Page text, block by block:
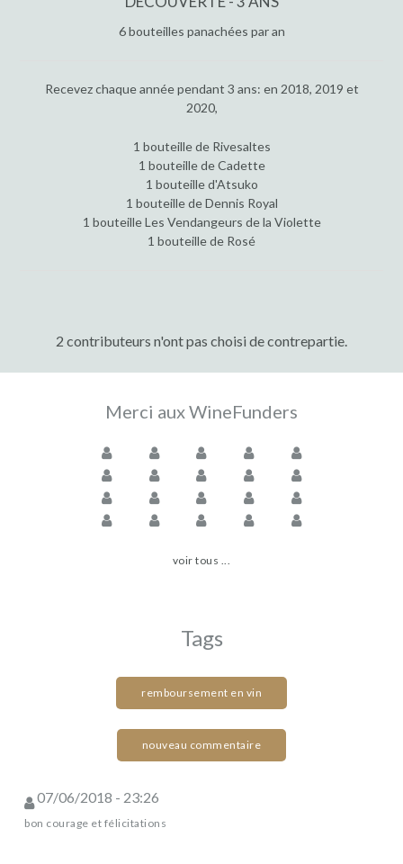
6 bouteilles panachées par an
Recevez chaque année pendant 3 ans: en 2018, 2019 et
2020,
1 bouteille de Rivesaltes
1 bouteille de Cadette
1 bouteille d'Atsuko
1 bouteille de Dennis Royal
1 bouteille Les Vendangeurs de la Violette
1 bouteille de Rosé
2 contributeurs n'ont pas choisi de contrepartie.
Merci aux WineFunders
voir tous ...
Tags
remboursement en vin
nouveau commentaire
07/06/2018 - 23:26
bon courage et félicitations